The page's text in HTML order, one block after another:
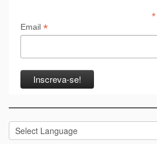
*
Email *